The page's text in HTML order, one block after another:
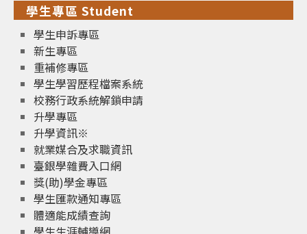
學生專區 Student
學生申訴專區
新生專區
重補修專區
學生學習歷程檔案系統
校務行政系統解鎖申請
升學專區
升學資訊※
就業媒合及求職資訊
臺銀學雜費入口網
獎(助)學金專區
學生匯款通知專區
體適能成績查詢